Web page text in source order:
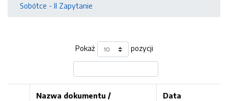
Sobótce - II Zapytanie
Pokaż pozycji
Nazwa dokumentu /
Data